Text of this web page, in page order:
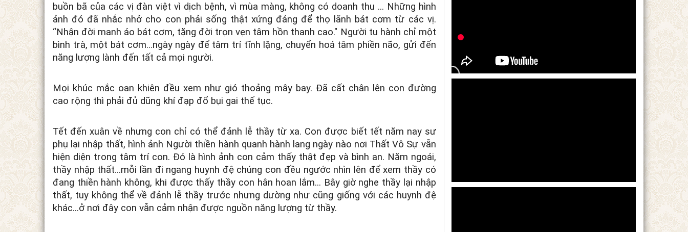
buồn bã của các vị đàn việt vì dịch bệnh, vì mùa màng, không có doanh thu ... Những hình
ảnh đó đã nhắc nhở cho con phải sống thật xứng đáng để thọ lãnh bát cơm từ các vị.
“Nhận đời manh áo bát cơm, tặng đời trọn vẹn tâm hồn thanh cao." Người tu hành chỉ một
bình trà, một bát cơm...ngày ngày để tâm trí tĩnh lặng, chuyển hoá tâm phiền não, gửi đến
năng lượng lành đến tất cả mọi người.
Mọi khúc mắc oan khiên đều xem như gió thoảng mây bay. Đã cất chân lên con đường
cao rộng thì phải đủ dũng khí đạp đổ bụi gai thế tục.
Tết đến xuân về nhưng con chỉ có thể đảnh lễ thầy từ xa. Con được biết tết năm nay sư
phụ lại nhập thất, hình ảnh Người thiền hành quanh hành lang ngày nào nơi Thất Vô Sự vẫn
hiện diện trong tâm trí con. Đó là hình ảnh con cảm thấy thật đẹp và bình an. Năm ngoái,
thầy nhập thất...mỗi lần đi ngang huynh đệ chúng con đều ngước nhìn lên để xem thầy có
đang thiền hành không, khi được thấy thầy con hân hoan lắm... Bây giờ nghe thầy lại nhập
thất, tuy không thể về đảnh lễ thầy trước nhưng dường như cũng giống với các huynh đệ
khác...ở nơi đây con vẫn cảm nhận được nguồn năng lượng từ thầy.